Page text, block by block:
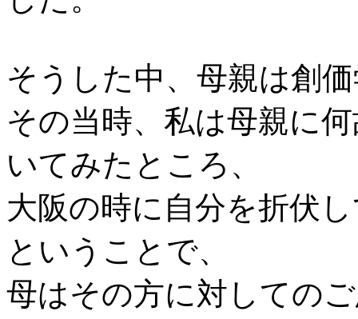
そうした中、母親は創
その当時、私は母親に
いてみたところ、
大阪の時に 自分を折伏
ということで、
母はその方に対しての